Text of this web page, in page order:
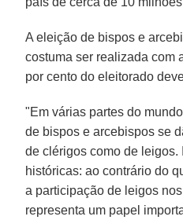
A eleição de bispos e
costuma ser realizada com
por cento do eleitorado
"Em várias partes do
de bispos e arcebispos se
de clérigos como de leigos.
históricas: ao contrário do
a participação de leigos
representa um papel